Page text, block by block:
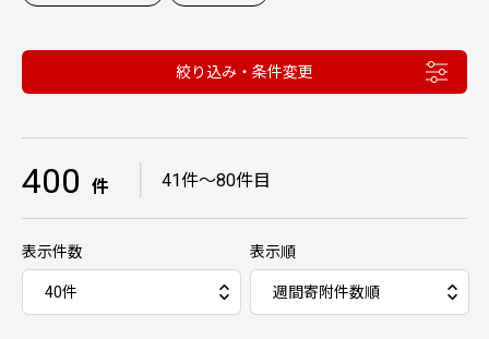
絞り込み・条件変更
400 件 41件〜80件目
表示件数 表示順